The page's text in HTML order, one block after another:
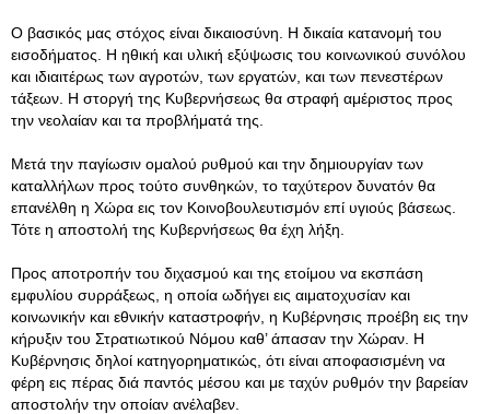
Ο βασικός μας στόχος είναι δικαιοσύνη. Η δικαία κατανομή του
εισοδήματος. Η ηθική και υλική εξύψωσις του κοινωνικού συνόλου
και ιδιαιτέρως των αγροτών, των εργατών, και των πενεστέρων
τάξεων. Η στοργή της Κυβερνήσεως θα στραφή αμέριστος προς
την νεολαίαν και τα προβλήματά της.
Μετά την παγίωσιν ομαλού ρυθμού και την δημιουργίαν των
καταλλήλων προς τούτο συνθηκών, το ταχύτερον δυνατόν θα
επανέλθη η Χώρα εις τον Κοινοβουλευτισμόν επί υγιούς βάσεως.
Τότε η αποστολή της Κυβερνήσεως θα έχη λήξη.
Προς αποτροπήν του διχασμού και της ετοίμου να εκσπάση
εμφυλίου συρράξεως, η οποία ωδήγει εις αιματοχυσίαν και
κοινωνικήν και εθνικήν καταστροφήν, η Κυβέρνησις προέβη εις την
κήρυξιν του Στρατιωτικού Νόμου καθ’ άπασαν την Χώραν. Η
Κυβέρνησις δηλοί κατηγορηματικώς, ότι είναι αποφασισμένη να
φέρη εις πέρας διά παντός μέσου και με ταχύν ρυθμόν την βαρείαν
αποστολήν την οποίαν ανέλαβεν.